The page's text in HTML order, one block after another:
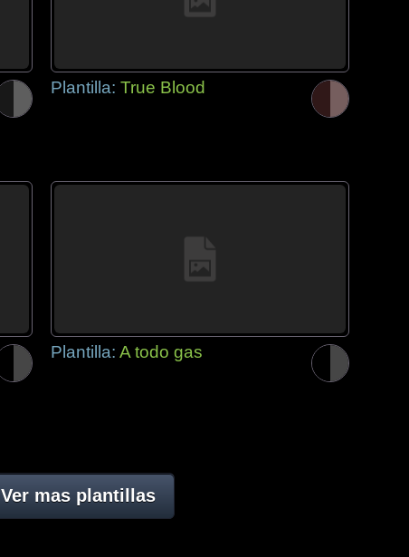
Plantilla: True Blood
Plantilla: A todo gas
Ver mas plantillas